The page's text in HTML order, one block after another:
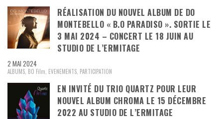
RÉALISATION DU NOUVEL ALBUM DE DO
MONTEBELLO « B.O PARADISO ». SORTIE LE
3 MAI 2024 – CONCERT LE 18 JUIN AU
STUDIO DE L’ERMITAGE
2 MAI 2024
ALBUMS BO Film EVENEMENTS PARTICIPATION
EN INVITÉ DU TRIO QUARTZ POUR LEUR
NOUVEL ALBUM CHROMA LE 15 DÉCEMBRE
2022 AU STUDIO DE L’ERMITAGE